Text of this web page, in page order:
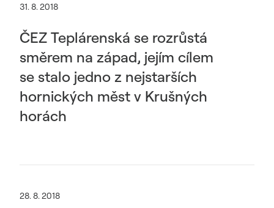
31. 8. 2018
ČEZ Teplárenská se rozrůstá
směrem na západ, jejím cílem
se stalo jedno z nejstarších
hornických měst v Krušných
horách
28. 8. 2018